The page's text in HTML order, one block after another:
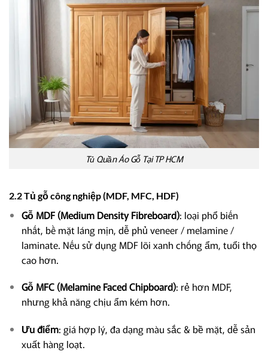
Tủ Quần Áo Gỗ Tại TP HCM
2.2 Tủ gỗ công nghiệp (MDF, MFC, HDF)
Gỗ MDF (Medium Density Fibreboard): loại phổ biến
nhất, bề mặt láng mịn, dễ phủ veneer / melamine /
laminate. Nếu sử dụng MDF lõi xanh chống ẩm, tuổi thọ
cao hơn.
Gỗ MFC (Melamine Faced Chipboard): rẻ hơn MDF,
nhưng khả năng chịu ẩm kém hơn.
Ưu điểm: giá hợp lý, đa dạng màu sắc & bề mặt, dễ sản
xuất hàng loạt.